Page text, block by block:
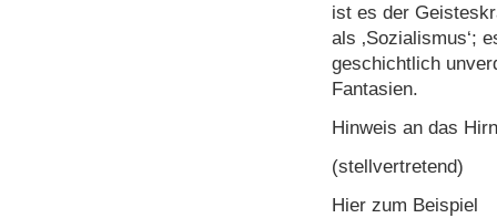
ist es der
als ‚Sozialismus‘;
geschichtlich
Fantasien.
Hinweis an das
(stellvertretend)
Hier zum Beispiel